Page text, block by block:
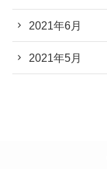
2021年6月
2021年5月